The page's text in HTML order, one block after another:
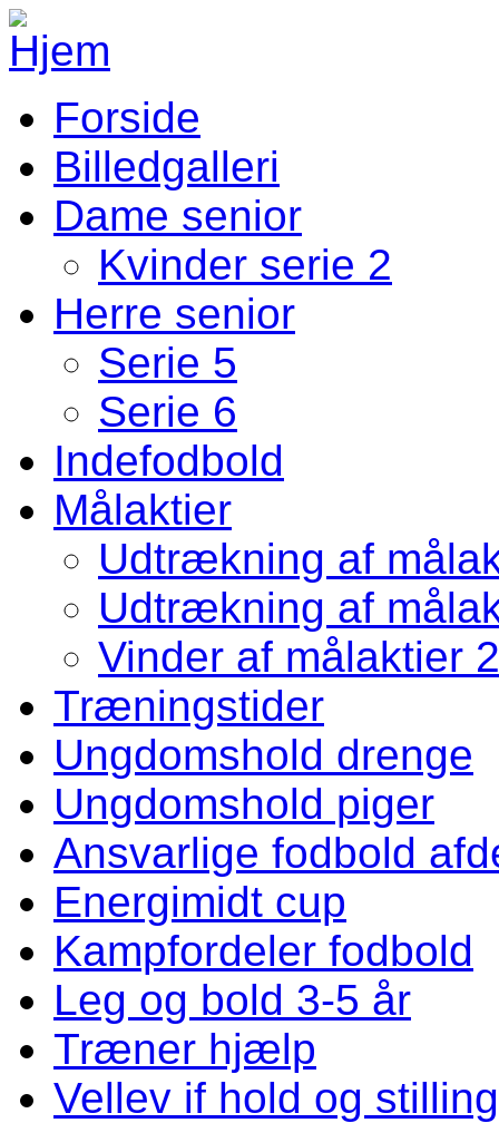
Gå til hovedindhold
Fodbold Menu
Forside
Billedgalleri
Dame senior
Kvinder serie 2
Herre senior
Serie 5
Serie 6
Indefodbold
Målaktier
Udtrækning af
Udtrækning af
Vinder af målaktier
Træningstider
Ungdomshold drenge
Ungdomshold piger
Ansvarlige fodbold
Energimidt cup
Kampfordeler fodbold
Leg og bold 3-5 år
Træner hjælp
Vellev if hold og